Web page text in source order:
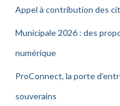
Appel à contribution des
Municipale 2026 : des
numérique
ProConnect, la porte
souverains